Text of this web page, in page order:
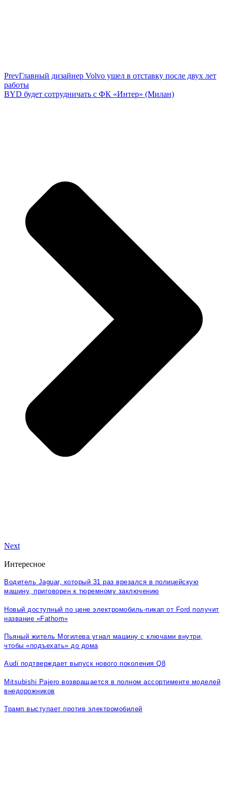
PrevГлавный дизайнер Volvo ушел в отставку после двух лет
работы
BYD будет сотрудничать с ФК «Интер» (Милан)
Next
Интересное
Водитель Jaguar, который 31 раз врезался в полицейскую
машину, приговорен к тюремному заключению
Новый доступный по цене электромобиль-пикап от Ford получит
название «Fathom»
Пьяный житель Могилева угнал машину с ключами внутри,
чтобы «подъехать» до дома
Audi подтверждает выпуск нового поколения Q8
Mitsubishi Pajero возвращается в полном ассортименте моделей
внедорожников
Трамп выступает против электромобилей